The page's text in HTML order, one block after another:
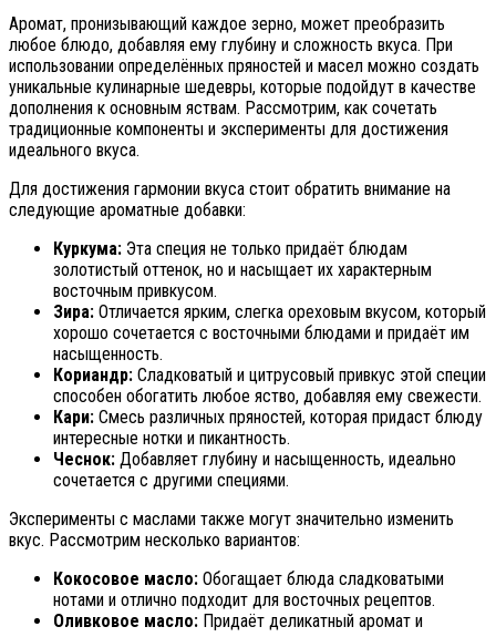
Аромат, пронизывающий каждое зерно, может преобразить
любое блюдо, добавляя ему глубину и сложность вкуса. При
использовании определённых пряностей и масел можно создать
уникальные кулинарные шедевры, которые подойдут в качестве
дополнения к основным яствам. Рассмотрим, как сочетать
традиционные компоненты и эксперименты для достижения
идеального вкуса.
Для достижения гармонии вкуса стоит обратить внимание на
следующие ароматные добавки:
Куркума: Эта специя не только придаёт блюдам
золотистый оттенок, но и насыщает их характерным
восточным привкусом.
Зира: Отличается ярким, слегка ореховым вкусом, который
хорошо сочетается с восточными блюдами и придаёт им
насыщенность.
Кориандр: Сладковатый и цитрусовый привкус этой специи
способен обогатить любое яство, добавляя ему свежести.
Кари: Смесь различных пряностей, которая придаст блюду
интересные нотки и пикантность.
Чеснок: Добавляет глубину и насыщенность, идеально
сочетается с другими специями.
Эксперименты с маслами также могут значительно изменить
вкус. Рассмотрим несколько вариантов:
Кокосовое масло: Обогащает блюда сладковатыми
нотами и отлично подходит для восточных рецептов.
Оливковое масло: Придаёт деликатный аромат и